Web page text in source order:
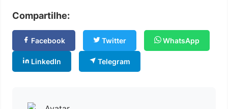
Compartilhe:
Facebook Twitter WhatsApp
LinkedIn Telegram